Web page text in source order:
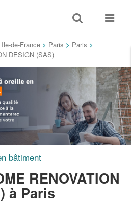
Toggle
search
Toggle
Ile-de-France > Paris > Paris >
DESIGN (SAS)
bâtiment
RENOVATION
à Paris